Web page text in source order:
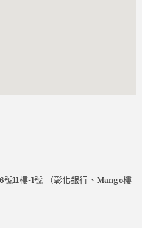
11樓-1號 （彰化銀行、Mango樓